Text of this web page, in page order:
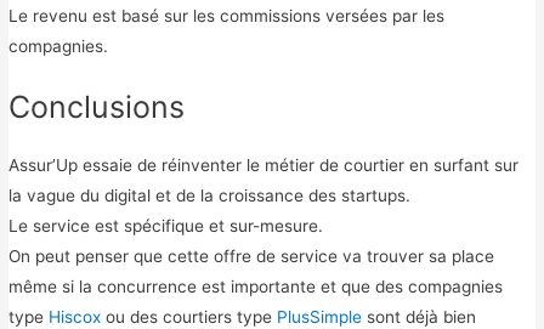
Le revenu est basé sur les commissions versées par les
compagnies.
Conclusions
Assur’Up essaie de réinventer le métier de courtier en surfant sur
la vague du digital et de la croissance des startups.
Le service est spécifique et sur-mesure.
On peut penser que cette offre de service va trouver sa place
même si la concurrence est importante et que des compagnies
type Hiscox ou des courtiers type PlusSimple sont déjà bien